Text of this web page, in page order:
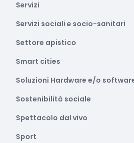
Servizi
Servizi sociali e socio-sanitari
Settore apistico
Smart cities
Soluzioni Hardware e/o
Sostenibilità sociale
Spettacolo dal vivo
Sport